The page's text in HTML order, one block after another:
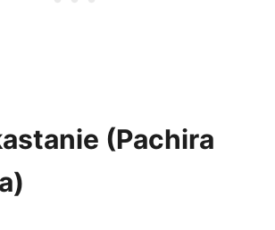
(Pachira